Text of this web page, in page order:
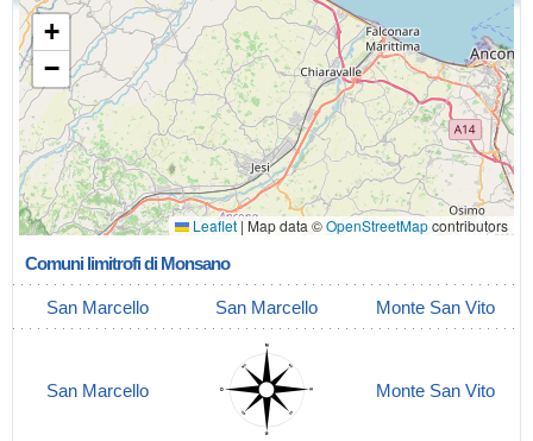
+
−
Leaflet |Map data ©OpenStreetMapcontributors
Comuni limitrofi di Monsano
San Marcello San Marcello Monte San Vito
San Marcello Monte San Vito